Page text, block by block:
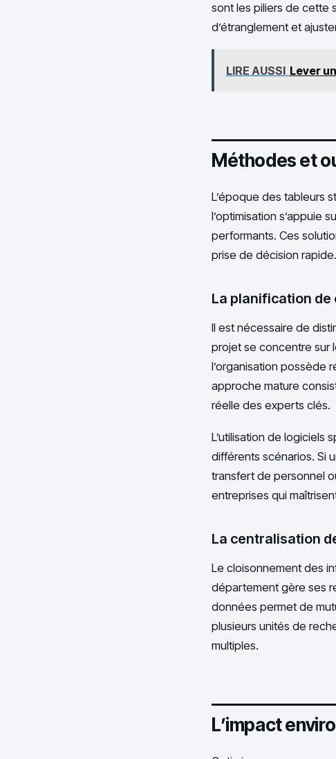
sont les piliers de cette
d’étranglement et
LIRE AUSSI Lever
Méthodes et
L’époque des tableurs
l’optimisation s’appuie
performants. Ces
prise de décision rapide.
La planification
Il est nécessaire de
projet se concentre sur
l’organisation possède
approche mature
réelle des experts clés.
L’utilisation de logiciels
différents scénarios. Si
transfert de personnel
entreprises qui
La centralisation
Le cloisonnement des
département gère ses
données permet de
plusieurs unités de
multiples.
L’impact